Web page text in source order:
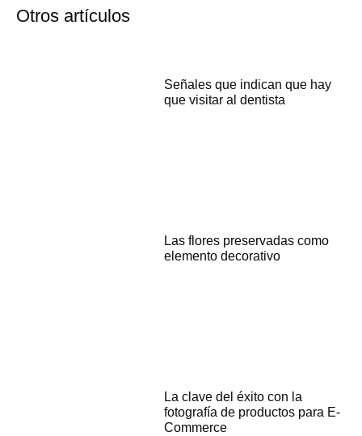
Otros artículos
Señales que indican que hay
que visitar al dentista
Las flores preservadas como
elemento decorativo
La clave del éxito con la
fotografía de productos para E-
Commerce